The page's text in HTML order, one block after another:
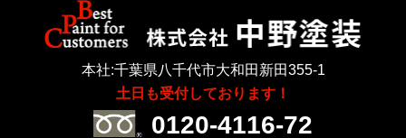
本社:千葉県八千代市大和田新田355-1
土日も受付しております！
0120-4116-72